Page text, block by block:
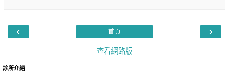
‹ ›
首頁
查看網路版
診所介紹